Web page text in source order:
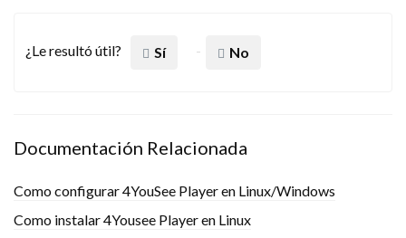
¿Le resultó útil? Sí No
Documentación Relacionada
Como configurar 4YouSee Player en Linux/Windows
Como instalar 4Yousee Player en Linux